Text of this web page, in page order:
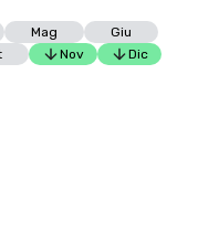
Mag
Giu
Nov Dic